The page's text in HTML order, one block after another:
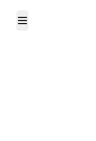
Toggle Menu